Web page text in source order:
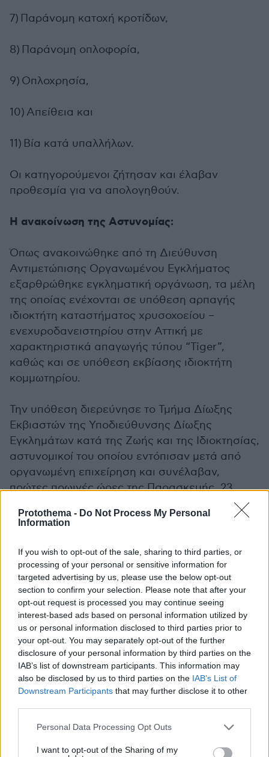
Protothema - Do Not Process My Personal
Information
If you wish to opt-out of the sale, sharing to third parties, or
processing of your personal or sensitive information for
targeted advertising by us, please use the below opt-out
section to confirm your selection. Please note that after your
opt-out request is processed you may continue seeing
interest-based ads based on personal information utilized by
us or personal information disclosed to third parties prior to
your opt-out. You may separately opt-out of the further
disclosure of your personal information by third parties on the
IAB’s list of downstream participants. This information may
also be disclosed by us to third parties on the IAB’s List of
Downstream Participants that may further disclose it to other
Please note that this website/app uses one or more Google
not limited to your visit or usage behaviour. You may click to
Personal Data Processing Opt Outs
I want to opt-out of the Sharing of my
7) Παράνομη κατοχή κροτίδων,
8) Παράνομη οπλοφορία,
9) Οπλοχρησία,
10) Απείθεια και
11) Βία κατά υπαλλήλων.
Οι κατηγορούμενοι ζήτησαν και έλαβαν
προθεσμία για να απολογηθούν.
Η ανακοίνωση της Αστυνομίας:
Όπως ανακοινώθηκε από τη Διεύθυνση
Αντιμετώπισης Οργανωμένου Εγκλήματος
εξαρθρώθηκε εγκληματική οργάνωση, τα μέλη
της οποίας ενέχονται σε υπόθεση αρπαγής
ιδιοκτήτη καταστήματος χρυσοχοείου –
ενεχυροδανειστηρίου στην Αττική με
χαρακτηριστικά απαγωγής τύπου “Tiger”,
καθώς και σε υπόθεση εκβίασης ιδιοκτήτη
κομμωτηρίου.
Την υπόθεση διερεύνησε το Τμήμα Δίωξης
Εκβιαστών της Υποδιεύθυνσης Δίωξης
Εγκλημάτων κατά της Ζωής και της Ιδιοκτησίας,
αστυνομικοί του οποίου εντόπισαν μετά από
οργανωμένη επιχείρηση και συνέλαβαν,
πρώτες πρωινές ώρες της Παρασκευής, 23
Μαΐου 2025, σε διάφορες περιοχές της Αττικής,
και τα 4 μέλη της οργάνωσης, ηλικίας 33, 25, 23
Σε βάρος τους σχηματίσθηκε δικογραφία για
-κατά περίπτωση- αρπαγή, εκβίαση, ληστεία,
επικίνδυνη σωματική βλάβη και παράβαση του
νόμου περί όπλων και εκρηκτικών υλών, που
τελέστηκαν στο πλαίσιο συσταθείσας
συμμορίας, βία κατά υπαλλήλων και
δικαστικών προσώπων, παραβίαση
περιορισμών διαμονής, παράβαση του νόμου
περί φωτοβολίδων και πυροτεχνημάτων και
πλαστογραφία.
σε εγκληματική οργάνωση και λειτουργώντας